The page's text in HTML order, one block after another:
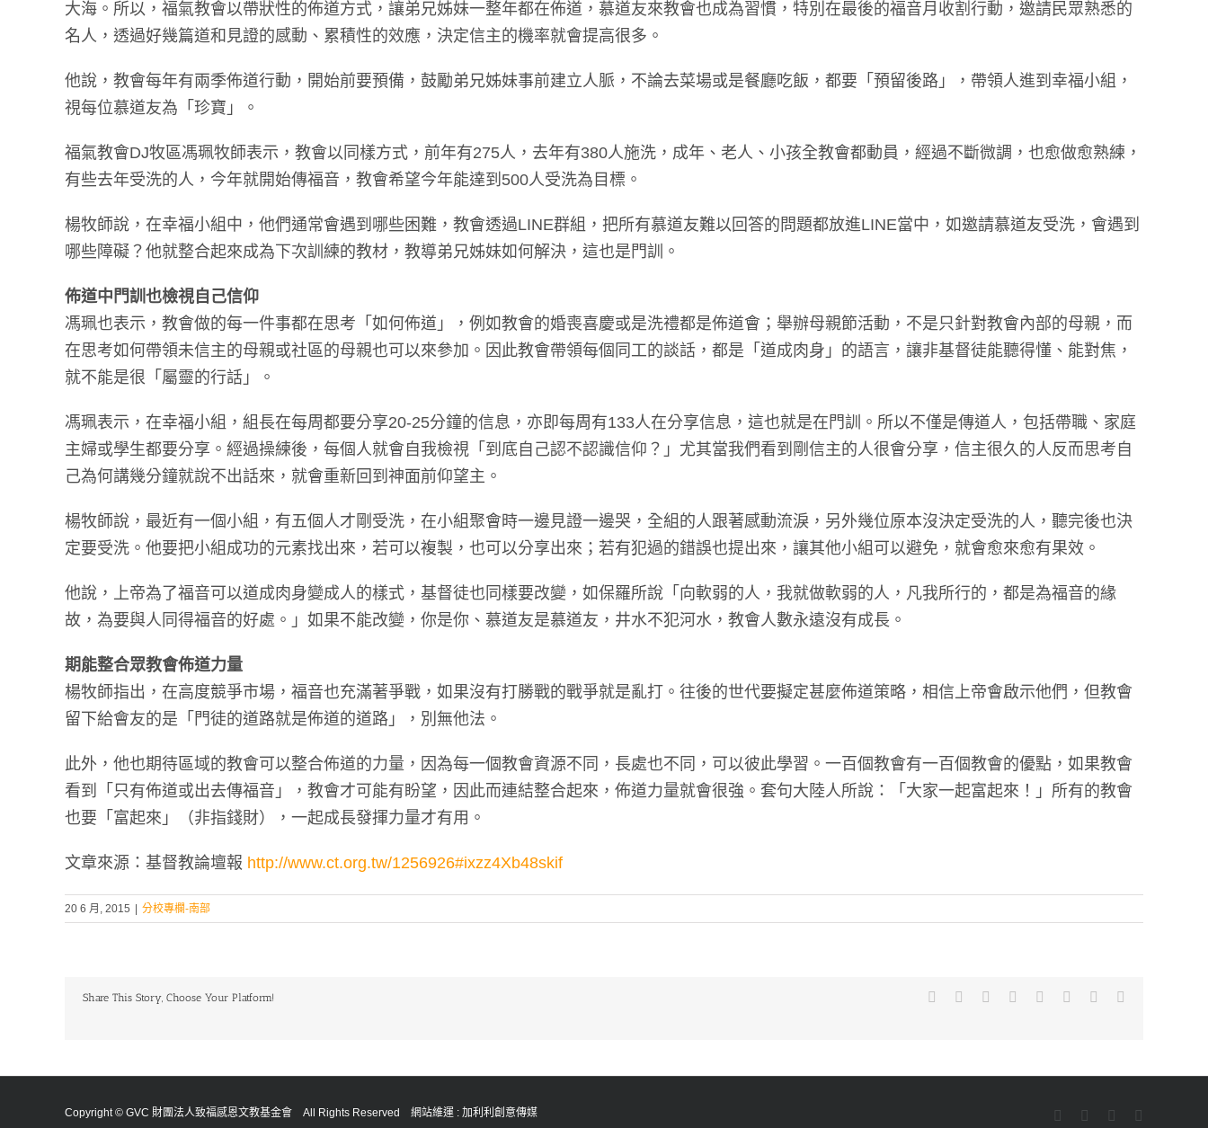
大海。所以，福氣教會以帶狀性的佈道方式，讓弟兄姊妹一整年都在佈道，慕道友來教會也成為習慣，特別在最後的福音月收割行動，邀請民眾熟悉的
名人，透過好幾篇道和見證的感動、累積性的效應，決定信主的機率就會提高很多。
他說，教會每年有兩季佈道行動，開始前要預備，鼓勵弟兄姊妹事前建立人脈，不論去菜場或是餐廳吃飯，都要「預留後路」，帶領人進到幸福小組，
視每位慕道友為「珍寶」。
福氣教會DJ牧區馮珮牧師表示，教會以同樣方式，前年有275人，去年有380人施洗，成年、老人、小孩全教會都動員，經過不斷微調，也愈做愈熟練，
有些去年受洗的人，今年就開始傳福音，教會希望今年能達到500人受洗為目標。
楊牧師說，在幸福小組中，他們通常會遇到哪些困難，教會透過LINE群組，把所有慕道友難以回答的問題都放進LINE當中，如邀請慕道友受洗，會遇到
哪些障礙？他就整合起來成為下次訓練的教材，教導弟兄姊妹如何解決，這也是門訓。
佈道中門訓也檢視自己信仰
馮珮也表示，教會做的每一件事都在思考「如何佈道」，例如教會的婚喪喜慶或是洗禮都是佈道會；舉辦母親節活動，不是只針對教會內部的母親，而
在思考如何帶領未信主的母親或社區的母親也可以來參加。因此教會帶領每個同工的談話，都是「道成肉身」的語言，讓非基督徒能聽得懂、能對焦，
就不能是很「屬靈的行話」。
馮珮表示，在幸福小組，組長在每周都要分享20-25分鐘的信息，亦即每周有133人在分享信息，這也就是在門訓。所以不僅是傳道人，包括帶職、家庭
主婦或學生都要分享。經過操練後，每個人就會自我檢視「到底自己認不認識信仰？」尤其當我們看到剛信主的人很會分享，信主很久的人反而思考自
己為何講幾分鐘就說不出話來，就會重新回到神面前仰望主。
楊牧師說，最近有一個小組，有五個人才剛受洗，在小組聚會時一邊見證一邊哭，全組的人跟著感動流淚，另外幾位原本沒決定受洗的人，聽完後也決
定要受洗。他要把小組成功的元素找出來，若可以複製，也可以分享出來；若有犯過的錯誤也提出來，讓其他小組可以避免，就會愈來愈有果效。
他說，上帝為了福音可以道成肉身變成人的樣式，基督徒也同樣要改變，如保羅所說「向軟弱的人，我就做軟弱的人，凡我所行的，都是為福音的緣
故，為要與人同得福音的好處。」如果不能改變，你是你、慕道友是慕道友，井水不犯河水，教會人數永遠沒有成長。
期能整合眾教會佈道力量
楊牧師指出，在高度競爭市場，福音也充滿著爭戰，如果沒有打勝戰的戰爭就是亂打。往後的世代要擬定甚麼佈道策略，相信上帝會啟示他們，但教會
留下給會友的是「門徒的道路就是佈道的道路」，別無他法。
此外，他也期待區域的教會可以整合佈道的力量，因為每一個教會資源不同，長處也不同，可以彼此學習。一百個教會有一百個教會的優點，如果教會
看到「只有佈道或出去傳福音」，教會才可能有盼望，因此而連結整合起來，佈道力量就會很強。套句大陸人所說：「大家一起富起來！」所有的教會
也要「富起來」（非指錢財），一起成長發揮力量才有用。
文章來源：基督教論壇報 http://www.ct.org.tw/1256926#ixzz4Xb48skif
20 6 月, 2015 分校專欄-南部
Share This Story, Choose Your Platform! Facebook Reddit LinkedIn
TumblrPinterest
Copyright © GVC 財團法人致福感恩文教基金會 All Rights Reserved 網站維運 : 加利利創意傳媒 FacebookYouTube
Email: